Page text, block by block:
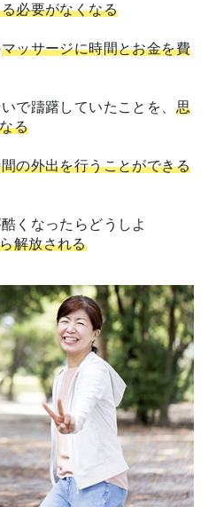
必要がなくなる
マッサージに時間とお金を費
で躊躇していたことを、 思
る
の外出を行うことができる
くなったらどうしよ
解放される